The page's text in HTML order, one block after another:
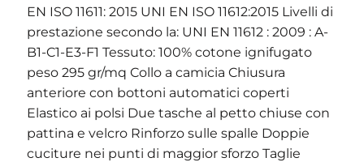
EN ISO 11611: 2015 UNI EN ISO 11612:2015 Livelli di
prestazione secondo la: UNI EN 11612 : 2009 : A-
B1-C1-E3-F1 Tessuto: 100% cotone ignifugato
peso 295 gr/mq Collo a camicia Chiusura
anteriore con bottoni automatici coperti
Elastico ai polsi Due tasche al petto chiuse con
pattina e velcro Rinforzo sulle spalle Doppie
cuciture nei punti di maggior sforzo Taglie